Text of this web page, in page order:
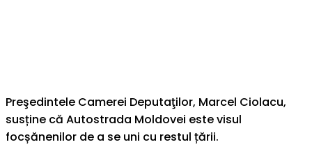
Preşedintele Camerei Deputaţilor, Marcel Ciolacu,
susține că Autostrada Moldovei este visul
focșănenilor de a se uni cu restul țării.